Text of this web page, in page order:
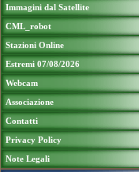
Immagini dal Satellite
CML_robot
Stazioni Online
Estremi 07/08/2026
Webcam
Associazione
Contatti
Privacy Policy
Note Legali